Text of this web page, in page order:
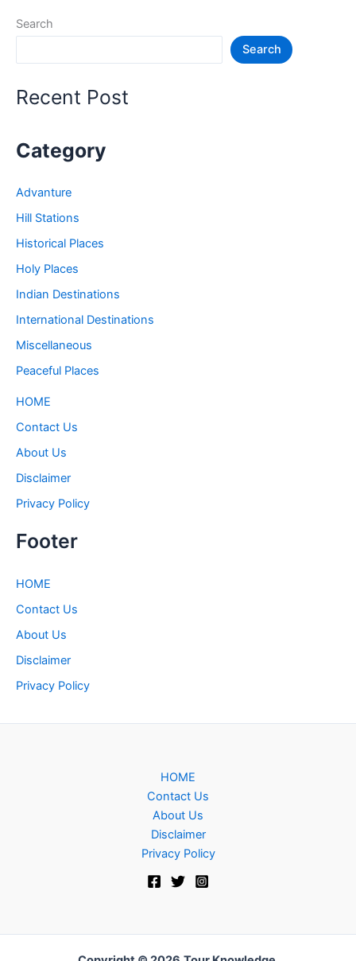
जगह
Places
Search
Search
Recent Post
Category
Advanture
Hill Stations
Historical Places
Holy Places
Indian Destinations
International Destinations
Miscellaneous
Peaceful Places
HOME
Contact Us
About Us
Disclaimer
Privacy Policy
Footer
HOME
Contact Us
About Us
Disclaimer
Privacy Policy
HOME
Contact Us
About Us
Disclaimer
Privacy Policy